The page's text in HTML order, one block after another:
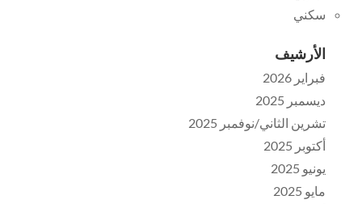
سكني
الأرشيف
فبراير 2026
ديسمبر 2025
تشرين الثاني/نوفمبر 2025
أكتوبر 2025
يونيو 2025
مايو 2025